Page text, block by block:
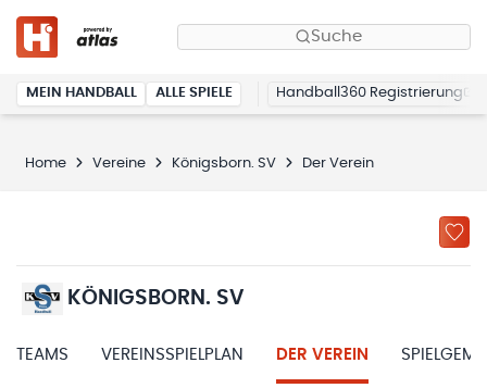
Suche
MEIN HANDBALL ALLE SPIELE Handball360 Registrierung
Home Vereine Königsborn. SV Der Verein
KÖNIGSBORN. SV
TEAMS VEREINSSPIELPLAN DER VEREIN